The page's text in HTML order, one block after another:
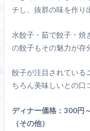
チし、抜群の味を作り
水餃子・茹で餃子・焼
の餃子もその魅力が存
餃子が注目されている
ちろん美味しいとの口
ディナー価格：300
（その他）